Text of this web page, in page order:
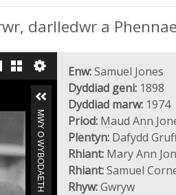
darlledwr a
MWY O WYBODAETH
Enw:Samuel Jones
Dyddiad geni: 1898
Dyddiad marw: 1974
Priod: Maud Ann
Plentyn: Dafydd
Rhiant: Mary Ann
Rhiant:Samuel
Rhyw:Gwryw